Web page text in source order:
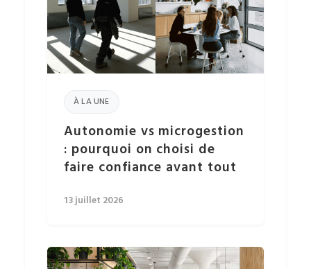
À LA UNE
Autonomie vs microgestion
: pourquoi on choisi de
faire confiance avant tout
13 juillet 2026